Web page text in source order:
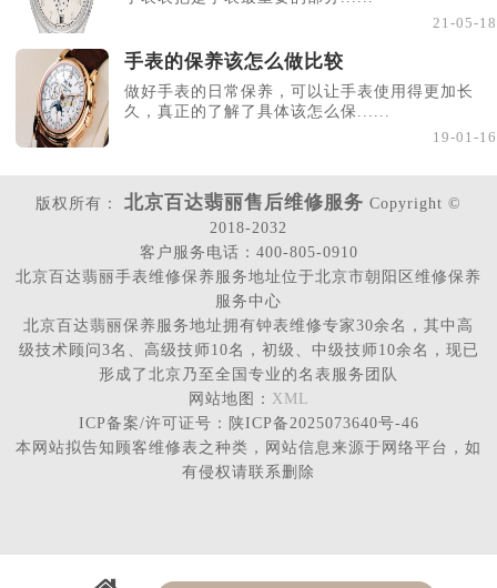
21-05-18
手表的保养该怎么做比较
做好手表的日常保养，可以让手表使用得更加长
久，真正的了解了具体该怎么保......
19-01-16
版权所有： 北京百达翡丽售后维修服务 Copyright ©
2018-2032
客户服务电话：400-805-0910
北京百达翡丽手表维修保养服务地址位于北京市朝阳区维修保养
服务中心
北京百达翡丽保养服务地址拥有钟表维修专家30余名，其中高
级技术顾问3名、高级技师10名，初级、中级技师10余名，现已
形成了北京乃至全国专业的名表服务团队
网站地图： XML
ICP备案/许可证号：陕ICP备2025073640号-46
本网站拟告知顾客维修表之种类，网站信息来源于网络平台，如
有侵权请联系删除